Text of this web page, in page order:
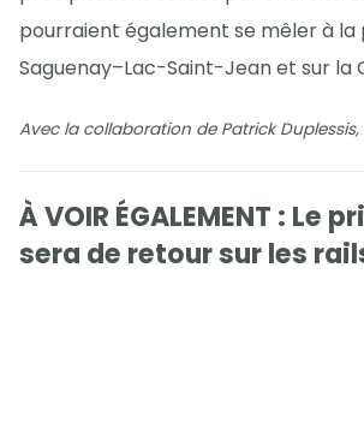
pourraient également se mêler à la
Saguenay–Lac-Saint-Jean et sur la
Avec la collaboration de Patrick
À VOIR ÉGALEMENT : Le
sera de retour sur les